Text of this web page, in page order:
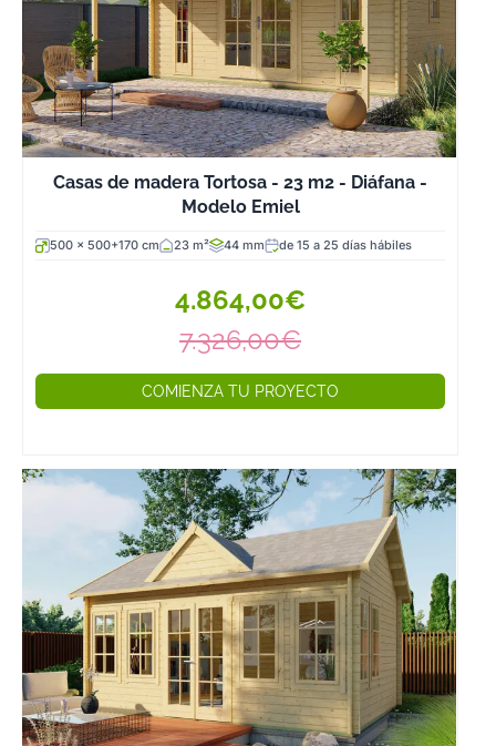
Casas de madera Tortosa - 23 m2 - Diáfana -
Modelo Emiel
500 x 500+170 cm 23 m² 44 mm de 15 a 25 días hábiles
4.864,00€
7.326,00€
COMIENZA TU PROYECTO